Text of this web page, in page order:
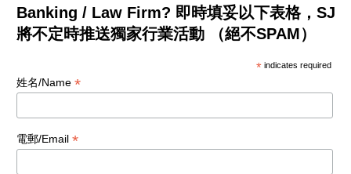
Banking / Law Firm? 即時填妥以下表格，SJ
將不定時推送獨家行業活動 （絕不SPAM）
* indicates required
姓名/Name *
電郵/Email *